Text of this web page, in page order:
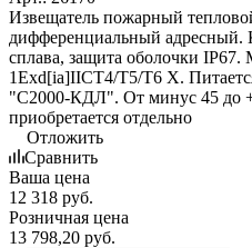
Извещатель пожарный
дифференциальный адресный.
сплава, защита оболочки
1Exd[ia]IICT4/Т5/Т6 X.
"С2000-КДЛ". От минус 45 до
приобретается отдельно
Отложить
Сравнить
Ваша цена
12 318 руб.
Розничная цена
13 798,20 руб.